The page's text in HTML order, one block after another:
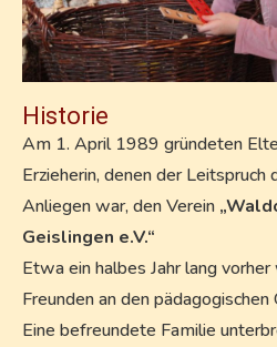
Historie
Am 1. April 1989 gründeten
Erzieherin, denen der Leitspruch
Anliegen war, den Verein
Geislingen e.V.“
Etwa ein halbes Jahr lang
Freunden an den
Eine befreundete Familie